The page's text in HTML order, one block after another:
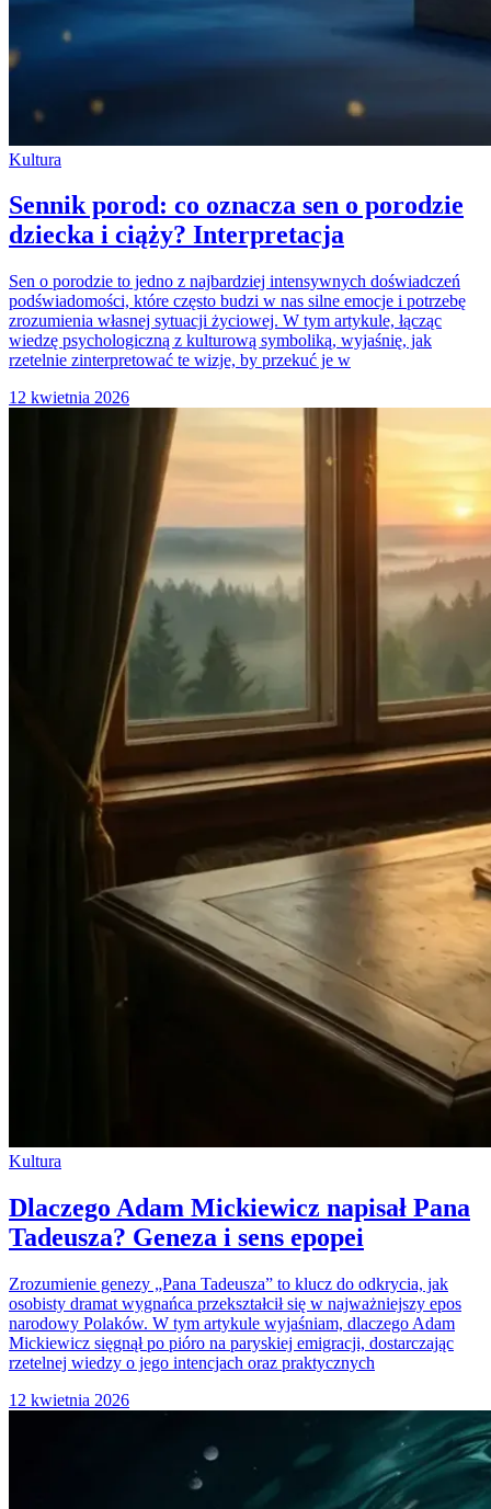
Kultura
Sennik porod: co oznacza sen o porodzie
dziecka i ciąży? Interpretacja
Sen o porodzie to jedno z najbardziej intensywnych doświadczeń
podświadomości, które często budzi w nas silne emocje i potrzebę
zrozumienia własnej sytuacji życiowej. W tym artykule, łącząc
wiedzę psychologiczną z kulturową symboliką, wyjaśnię, jak
rzetelnie zinterpretować te wizje, by przekuć je w
12 kwietnia 2026
Kultura
Dlaczego Adam Mickiewicz napisał Pana
Tadeusza? Geneza i sens epopei
Zrozumienie genezy „Pana Tadeusza” to klucz do odkrycia, jak
osobisty dramat wygnańca przekształcił się w najważniejszy epos
narodowy Polaków. W tym artykule wyjaśniam, dlaczego Adam
Mickiewicz sięgnął po pióro na paryskiej emigracji, dostarczając
rzetelnej wiedzy o jego intencjach oraz praktycznych
12 kwietnia 2026